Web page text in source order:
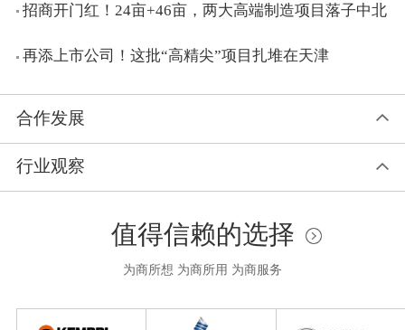
招商开门红！24亩+46亩，两大高端制造项目落子中北
再添上市公司！这批“高精尖”项目扎堆在天津
合作发展
行业观察
值得信赖的选择
为商所想 为商所用 为商服务